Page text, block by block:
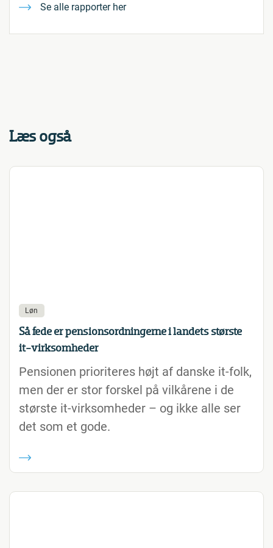
Se alle rapporter her
Læs også
Løn
Så fede er pensionsordningerne i landets største
it-virksomheder
Pensionen prioriteres højt af danske it-folk,
men der er stor forskel på vilkårene i de
største it-virksomheder – og ikke alle ser
det som et gode.